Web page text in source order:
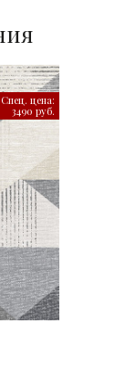
Спец. цена:
3490 руб.